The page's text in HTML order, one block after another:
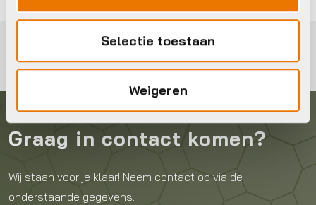
Selectie toestaan
Weigeren
Graag in contact komen?
Wij staan voor je klaar! Neem contact op via de
onderstaande gegevens.